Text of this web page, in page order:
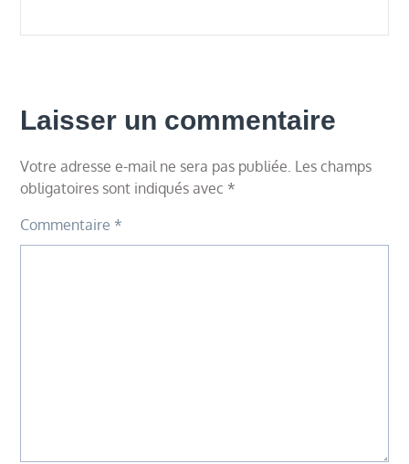
Laisser un commentaire
Votre adresse e-mail ne sera pas publiée. Les champs
obligatoires sont indiqués avec *
Commentaire *